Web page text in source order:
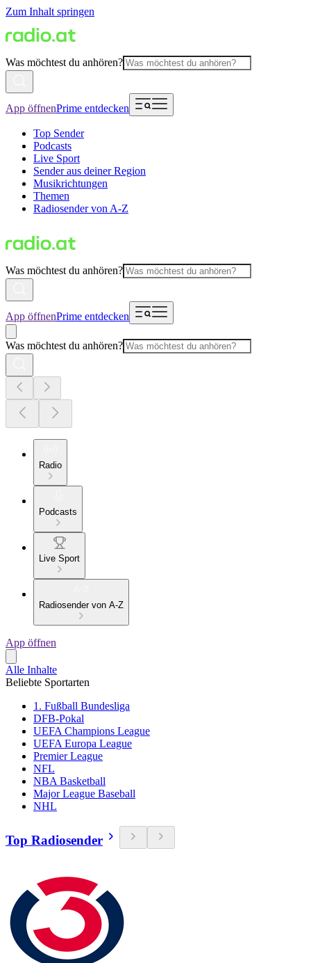
Zum Inhalt springen
Was möchtest du anhören?
App öffnenPrime entdecken
Top Sender
Podcasts
Live Sport
Sender aus deiner Region
Musikrichtungen
Themen
Radiosender von A-Z
Was möchtest du anhören?
App öffnenPrime entdecken
Was möchtest du anhören?
Radio
Podcasts
Live Sport
Radiosender von A-Z
App öffnen
Alle Inhalte
Beliebte Sportarten
1. Fußball Bundesliga
DFB-Pokal
UEFA Champions League
UEFA Europa League
Premier League
NFL
NBA Basketball
Major League Baseball
NHL
Top Radiosender